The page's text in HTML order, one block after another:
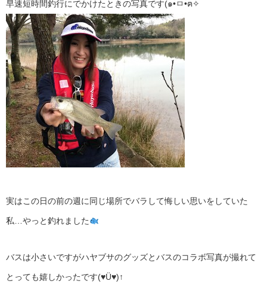
早速短時間釣行にでかけたときの写真です(๑•̀ㅁ•́ฅ✧
実はこの日の前の週に同じ場所でバラして悔しい思いをしていた
私…やっと釣れました
バスは小さいですがハヤブサのグッズとバスのコラボ写真が撮れて
とっても嬉しかったです(♥Ü♥)↑